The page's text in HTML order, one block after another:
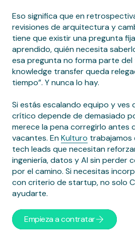
Eso significa que en
revisiones de arquitectura y
tiene que existir una pregunta
aprendido, quién necesita
esa pregunta no forma parte del
knowledge transfer queda
tiempo”. Y nunca lo hay.
Si estás escalando equipo y ves
crítico depende de demasiado
merece la pena corregirlo antes
vacantes. EnKulturo trabajamos
tech leads que necesitan
ingeniería, datos y AI sin perder
por el camino. Si necesitas
con criterio de startup, no solo
ayudarte.
Empieza a contratar